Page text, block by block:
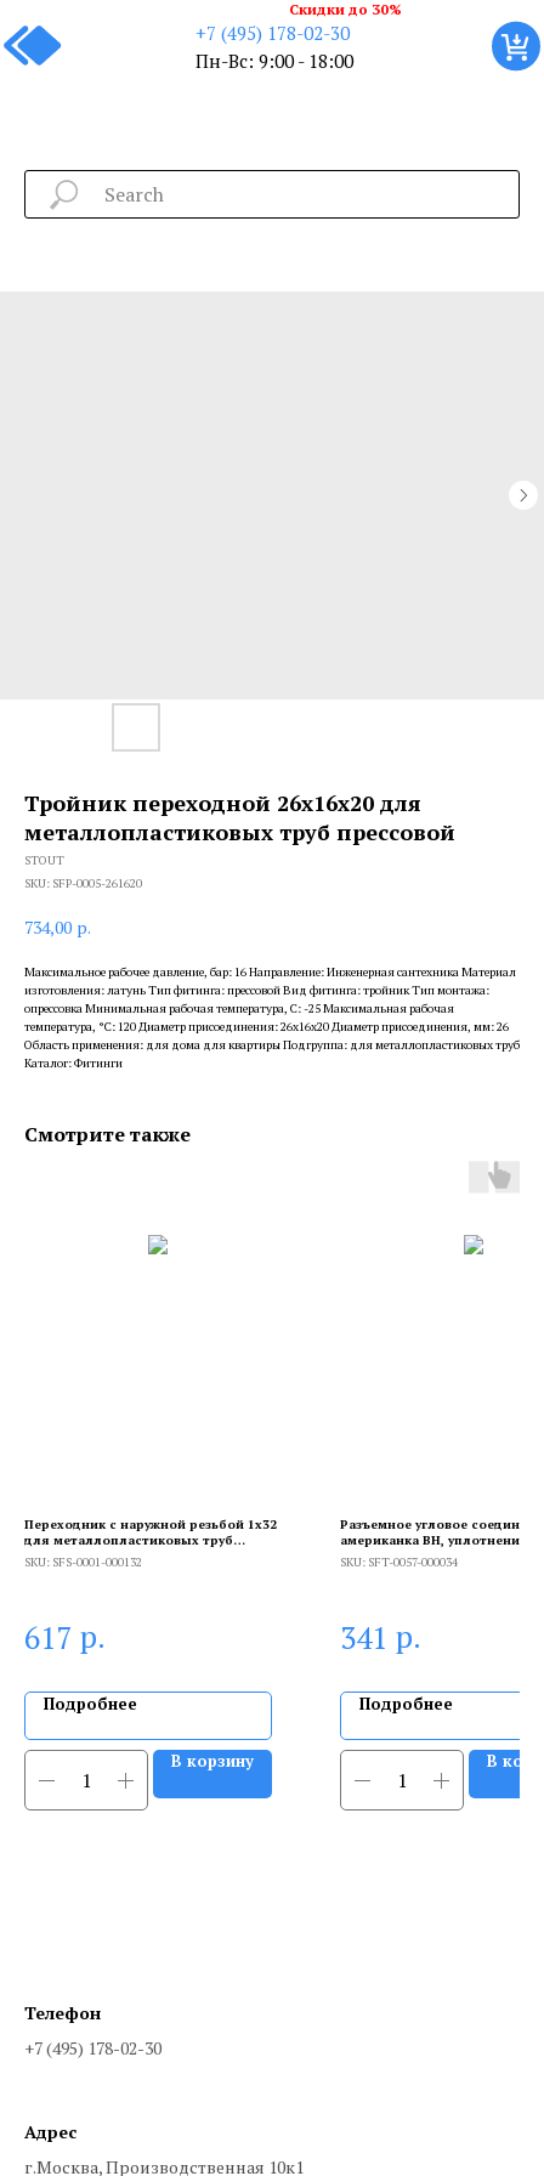
+7 (495) 178-02-30
Пн-Вс: 9:00 - 18:00
Скидки до 30%
Тройник переходной 26х16х20 для
металлопластиковых труб прессовой
STOUT
SKU: SFP-0005-261620
734,00 р.
Максимальное рабочее давление, бар: 16 Направление: Инженерная сантехника Материал
изготовления: латунь Тип фитинга: прессовой Вид фитинга: тройник Тип монтажа:
опрессовка Минимальная рабочая температура, С: -25 Максимальная рабочая
температура, °С: 120 Диаметр присоединения: 26x16x20 Диаметр присоединения, мм: 26
Область применения: для дома для квартиры Подгруппа: для металлопластиковых труб
Каталог: Фитинги
Смотрите также
Переходник с наружной резьбой 1х32
для металлопластиковых труб
винтовой
SKU: SFS-0001-000132
617 р.
Подробнее
В корзину
Разъемное угловое
американка ВН, уплотнение
o-ring кольцо,
SKU: SFT-0057-000034
341 р.
Подробнее
В
Телефон
+7 (495) 178-02-30
Адрес
г.Москва, Производственная 10к1